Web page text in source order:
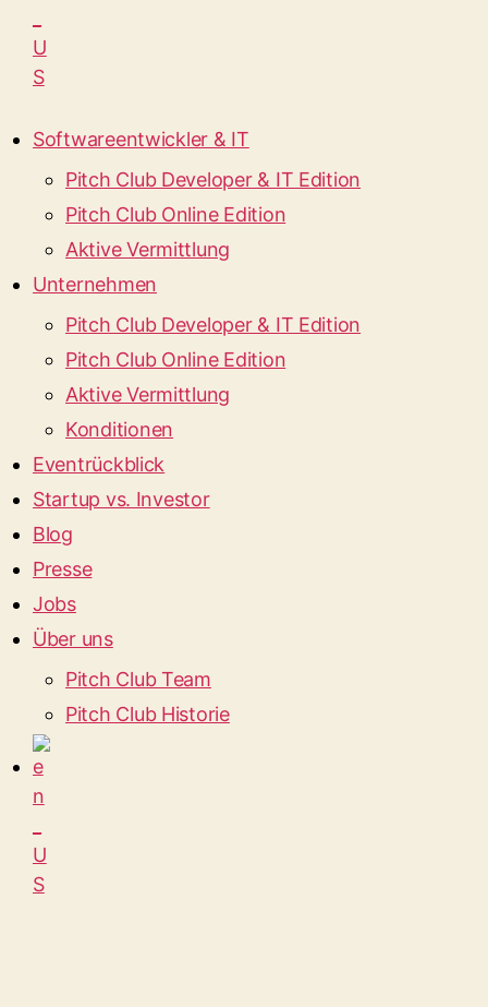
Softwareentwickler & IT
Pitch Club Developer & IT Edition
Pitch Club Online Edition
Aktive Vermittlung
Unternehmen
Pitch Club Developer & IT Edition
Pitch Club Online Edition
Aktive Vermittlung
Konditionen
Eventrückblick
Startup vs. Investor
Blog
Presse
Jobs
Über uns
Pitch Club Team
Pitch Club Historie